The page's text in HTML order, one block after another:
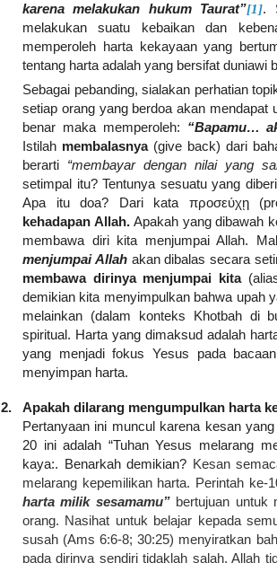
karena melakukan hukum Taurat”[1].
melakukan suatu kebaikan dan
memperoleh harta kekayaan yang
tentang harta adalah yang bersifat duniawi
Sebagai pebanding, sialakan perhatian
setiap orang yang berdoa akan mendapat
benar maka memperoleh: “Bapamu…
Istilah membalasnya (give back) dari
berarti “membayar dengan nilai yang
setimpal itu? Tentunya sesuatu yang
Apa itu doa? Dari kata προσεύχῃ (
kehadapan Allah. Apakah yang dibawah
membawa diri kita menjumpai Allah.
menjumpai Allah akan dibalas secara
membawa dirinya menjumpai kita
demikian kita menyimpulkan bahwa upah
melainkan (dalam konteks Khotbah di
spiritual. Harta yang dimaksud adalah
yang menjadi fokus Yesus pada
menyimpan harta.
2. Apakah dilarang mengumpulkan harta
Pertanyaan ini muncul karena kesan
20 ini adalah “Tuhan Yesus melarang
kaya:. Benarkahdemikian? Kesan
melarang kepemilikan harta. Perintah ke-
harta milik sesamamu”bertujuan untuk
orang. Nasihat untuk belajar kepada
susah (Ams 6:6-8; 30:25) menyiratkan
pada dirinya sendiri tidaklah salah. Allah